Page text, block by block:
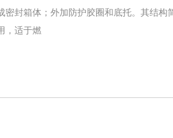
封箱体；外加防护胶圈和底托。其结构
，适于燃